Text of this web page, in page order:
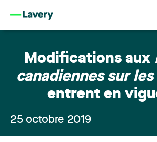
Modifications aux
canadiennes sur
entrent en
25 octobre 2019